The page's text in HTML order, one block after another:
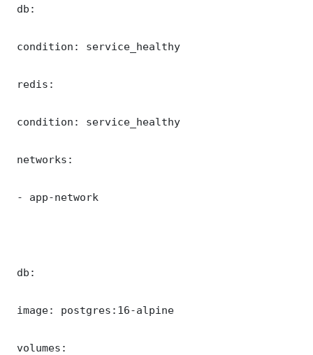
db:
condition: service_healthy
redis:
condition: service_healthy
networks:
- app-network
db:
image: postgres:16-alpine
volumes: